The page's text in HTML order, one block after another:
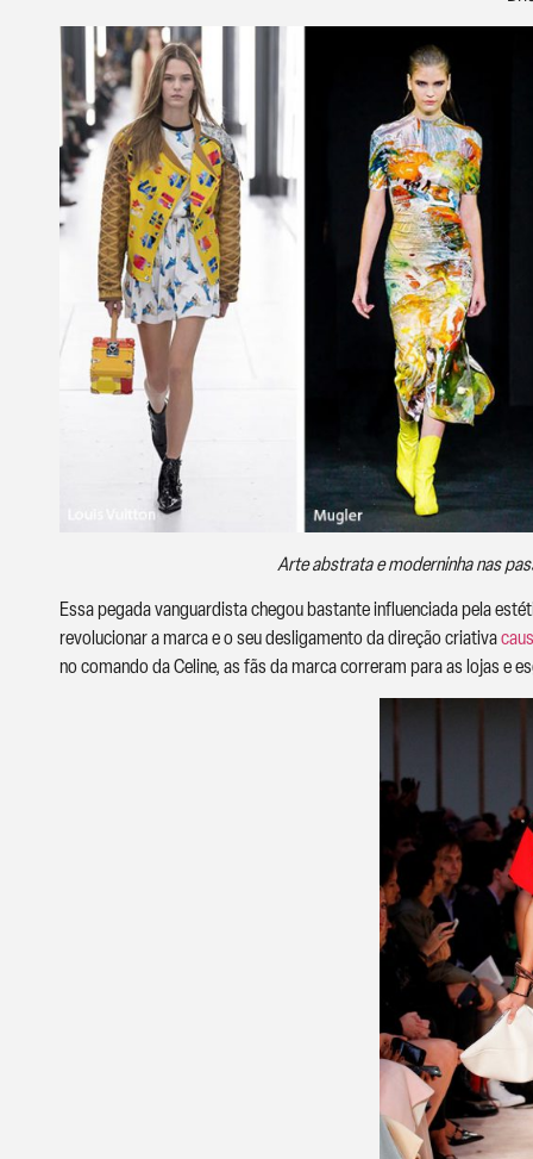
Arte abstrata e moderninha nas
Essa pegada vanguardista chegou bastante influenciada pela
revolucionar a marca e o seu desligamento da direção criativa
no comando da Celine, as fãs da marca correram para as lojas e